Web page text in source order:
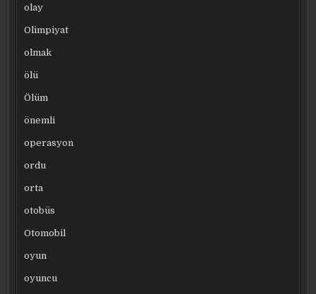
olay
Olimpiyat
olmak
ölü
Ölüm
önemli
operasyon
ordu
orta
otobüs
Otomobil
oyun
oyuncu